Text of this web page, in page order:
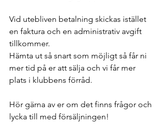
Vid utebliven betalning skickas istället
en faktura och en administrativ avgift
tillkommer.
Hämta ut så snart som möjligt så får ni
mer tid på er att sälja och vi får mer
plats i klubbens förråd.
Hör gärna av er om det finns frågor och
lycka till med försäljningen!